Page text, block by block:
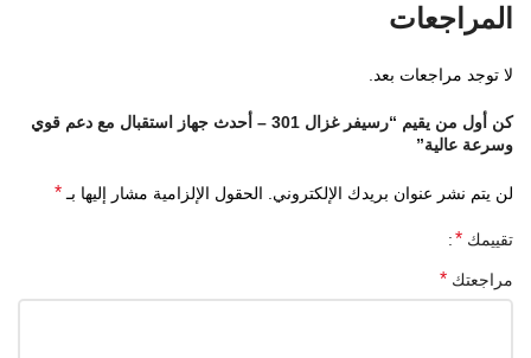
المراجعات
لا توجد مراجعات بعد.
كن أول من يقيم “رسيفر غزال 301 – أحدث جهاز استقبال مع دعم قوي
وسرعة عالية”
لن يتم نشر عنوان بريدك الإلكتروني. الحقول الإلزامية مشار إليها بـ*
تقييمك*
مراجعتك*